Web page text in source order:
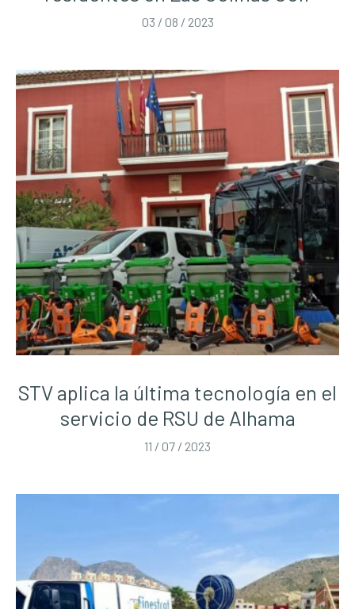
03 / 08 / 2023
STV aplica la última tecnología en el
servicio de RSU de Alhama
11 / 07 / 2023